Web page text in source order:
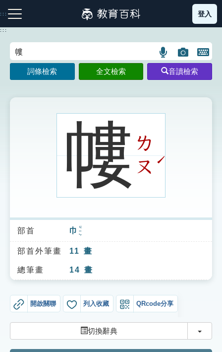
到
主
:::
注音索引圖示 筆畫索引圖示 部首索引表圖示
索引選單
知識索引
單字索引
遊戲專區
教學應用
登入
:::
語
言
搜
示
圖
片
搜
開
鍵
圖
詞條檢索 全文檢索 音讀檢索
㡞ㄌ
ㄡˊ
部首 巾 ㄐㄧㄣ
部首外筆畫 11 畫
總筆畫 14 畫
開啟關聯 列入收藏 QRcode分享
切換辭典 切換